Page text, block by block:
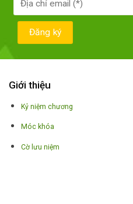
Giới thiệu
Kỷ niệm chương
Móc khóa
Cờ lưu niệm